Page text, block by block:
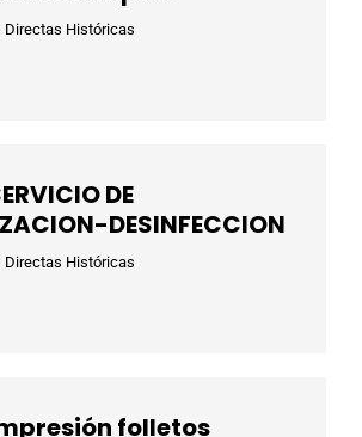
Directas Históricas
DE
DESINFECCION
Directas Históricas
folletos